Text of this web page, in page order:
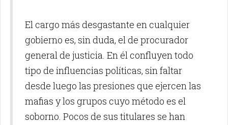
El cargo más desgastante en cualquier
gobierno es, sin duda, el de procurador
general de justicia. En él confluyen todo
tipo de influencias políticas, sin faltar
desde luego las presiones que ejercen las
mafias y los grupos cuyo método es el
soborno. Pocos de sus titulares se han